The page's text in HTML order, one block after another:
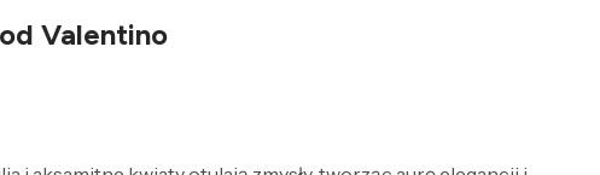
Valentino